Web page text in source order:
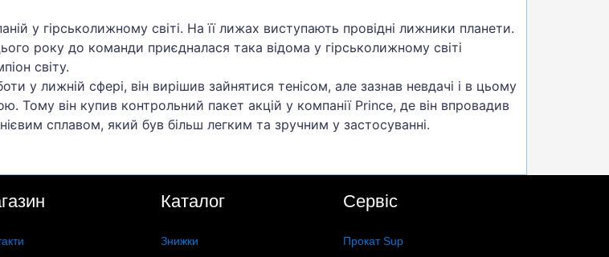
у гірськолижному світі. На її лижах виступають провідні лижники планети.
року до команди приєдналася така відома у гірськолижному світі
світу.
у лижній сфері, він вирішив зайнятися тенісом, але зазнав невдачі і в цьому
Тому він купив контрольний пакет акцій у компанії Prince, де він впровадив
сплавом, який був більш легким та зручним у застосуванні.
Каталог
Знижки
Сервіс
Прокат Sup